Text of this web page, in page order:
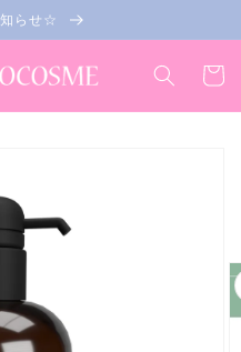
らせ☆
カ
ー